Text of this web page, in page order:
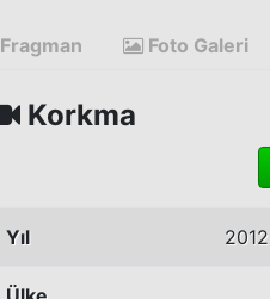
Fragman Foto Galeri
Korkma
Yıl 2012